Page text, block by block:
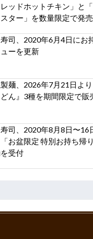
ッドホットチキン」と
ター」を数量限定で発売
司、2020年6月4日にお
ューを更新
麺、2026年7月21日よ
ん』3種を期間限定で販
司、2020年8月8日〜16
お盆限定 特別お持ち帰
受付